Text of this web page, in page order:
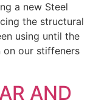
a new Steel
the structural
using until the
on our stiffeners
AND